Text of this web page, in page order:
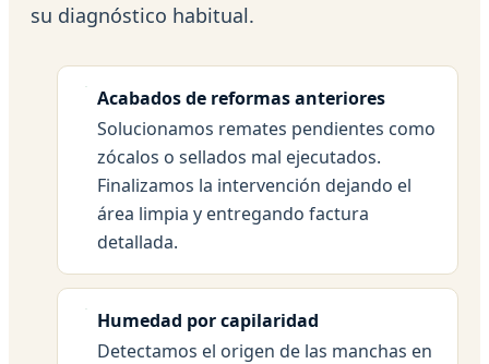
su diagnóstico habitual.
Acabados de reformas anteriores
Solucionamos remates pendientes como
zócalos o sellados mal ejecutados.
Finalizamos la intervención dejando el
área limpia y entregando factura
detallada.
Humedad por capilaridad
Detectamos el origen de las manchas en